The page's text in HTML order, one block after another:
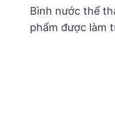
Bình nước thể
phẩm được làm